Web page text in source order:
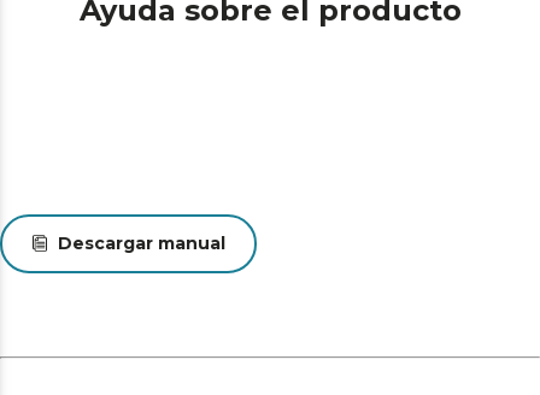
Ayuda sobre el producto
Descargar manual